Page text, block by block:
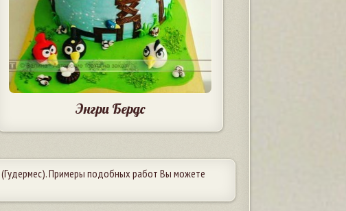
Энгри Бердс
(Гудермес). Примеры подобных работ Вы можете